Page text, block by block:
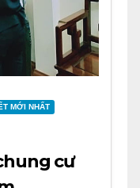
MỚI NHẤT
cư